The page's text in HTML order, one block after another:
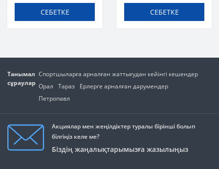
СЕБЕТКЕ СЕБЕТКЕ
Танымал
сұраулар
Спортшыларға арналған жаттығудан кейінгі кешендер
Орал
Тараз
Ерлерге арналған дәрумендер
Петропавл
Акциялар мен жеңілдіктер туралы бірінші болып
білгіңіз келе ме?
Біздің жаңалықтарымызға жазылыңыз